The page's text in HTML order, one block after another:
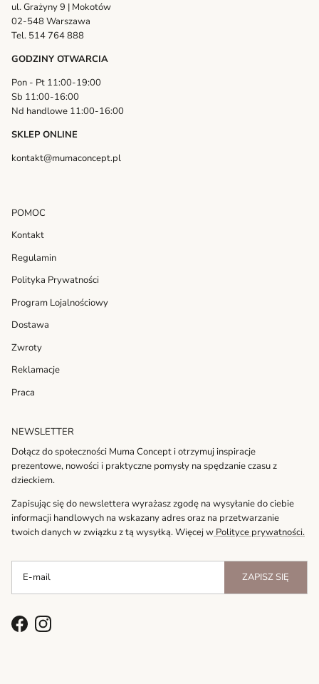
ul. Grażyny 9 | Mokotów
02-548 Warszawa
Tel. 514 764 888
GODZINY OTWARCIA
Pon - Pt 11:00-19:00
Sb 11:00-16:00
Nd handlowe 11:00-16:00
SKLEP ONLINE
kontakt@mumaconcept.pl
POMOC
Kontakt
Regulamin
Polityka Prywatności
Program Lojalnościowy
Dostawa
Zwroty
Reklamacje
Praca
NEWSLETTER
Dołącz do społeczności Muma Concept i otrzymuj inspiracje
prezentowe, nowości i praktyczne pomysły na spędzanie czasu z
dzieckiem.
Zapisując się do newslettera wyrażasz zgodę na wysyłanie do ciebie
informacji handlowych na wskazany adres oraz na przetwarzanie
twoich danych w związku z tą wysyłką. Więcej w Polityce prywatności.
ZAPISZ SIĘ
FacebookInstagram